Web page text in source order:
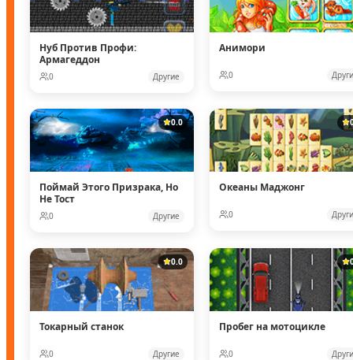
Нуб Против Профи:
Армагеддон
0 Другие
Анимори
0
0.0
Поймай Этого Призрака, Но
Не Тост
0 Другие
Океаны Маджонг
0
0.0
Токарный станок
0 Другие
Пробег на мотоцикле
0